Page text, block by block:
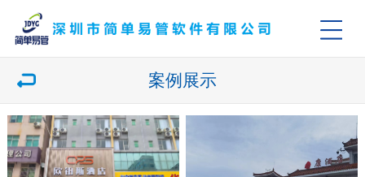
案例展示